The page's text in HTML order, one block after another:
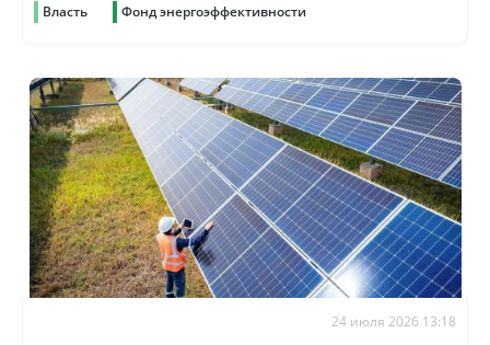
Власть Фонд энергоэффективности
24 июля 2026 13:18